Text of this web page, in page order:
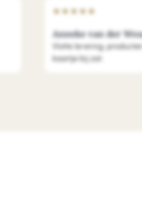
★ ★ ★ ★ ★
Anneke van der
Vlotte levering,
kaartje bij zat.